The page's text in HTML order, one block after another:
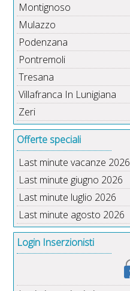
Montignoso
Mulazzo
Podenzana
Pontremoli
Tresana
Villafranca In Lunigiana
Zeri
Offerte speciali
Last minute vacanze 2026
Last minute giugno 2026
Last minute luglio 2026
Last minute agosto 2026
Login Inserzionisti